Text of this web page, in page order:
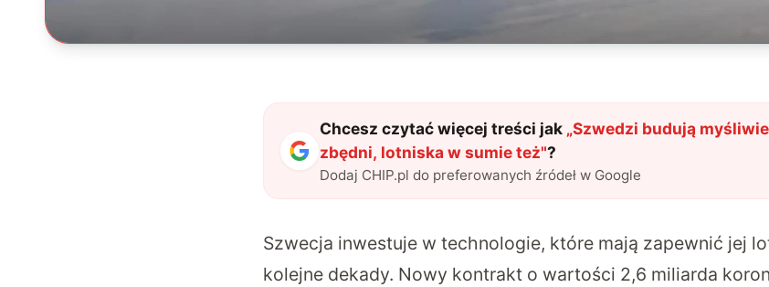
Chcesz czytać więcej treści jak „Szwedzi budują
zbędni, lotniska w sumie też"?
Dodaj CHIP.pl do preferowanych źródeł w Google
Szwecja inwestuje w technologie, które mają zapewnić jej
kolejne dekady. Nowy kontrakt o wartości 2,6 miliarda